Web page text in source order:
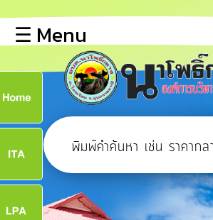
หลัก
ข้อมูล
พื้น
ฐาน
บุคลากร
แผน
ยุทธศาสตร์
☰ Menu